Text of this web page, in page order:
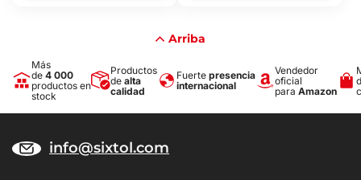
Arriba
Más
de 4 000
productos en
stock
Productos
de alta
calidad
Fuerte presencia
internacional
Vendedor
oficial
para Amazon
info@sixtol.com